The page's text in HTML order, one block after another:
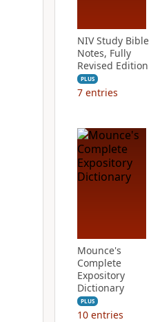
NIV Study Bible
Notes, Fully
Revised Edition
PLUS
7 entries
Mounce's
Complete
Expository
Dictionary
PLUS
10 entries